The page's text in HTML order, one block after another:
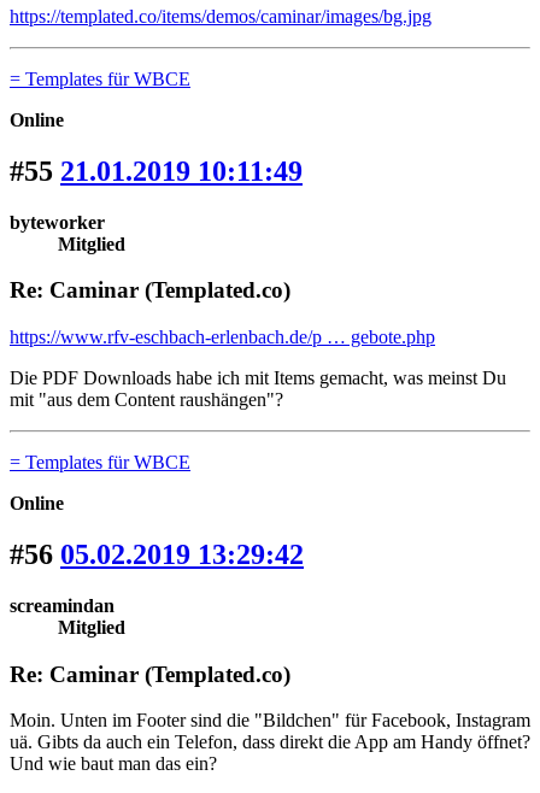
https://templated.co/items/demos/caminar/images/bg.jpg
= Templates für WBCE
Online
#55 21.01.2019 10:11:49
byteworker
Mitglied
Re: Caminar (Templated.co)
https://www.rfv-eschbach-erlenbach.de/p … gebote.php
Die PDF Downloads habe ich mit Items gemacht, was meinst Du
mit "aus dem Content raushängen"?
= Templates für WBCE
Online
#56 05.02.2019 13:29:42
screamindan
Mitglied
Re: Caminar (Templated.co)
Moin. Unten im Footer sind die "Bildchen" für Facebook, Instagram
uä. Gibts da auch ein Telefon, dass direkt die App am Handy öffnet?
Und wie baut man das ein?